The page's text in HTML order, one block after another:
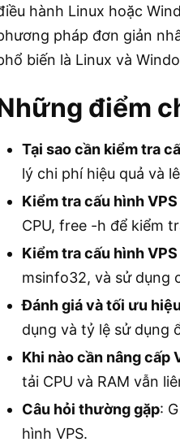
hành Linux hoặc
pháp đơn giản
biến là Linux và
điểm
Tại sao cần kiểm tra
lý chi phí hiệu quả và
Kiểm tra cấu hình
CPU, free -h để kiểm
Kiểm tra cấu hình
msinfo32, và sử dụng
Đánh giá và tối ưu
dụng và tỷ lệ sử dụng
Khi nào cần nâng cấp
tải CPU và RAM vẫn
Câu hỏi thường gặp:
hình VPS.